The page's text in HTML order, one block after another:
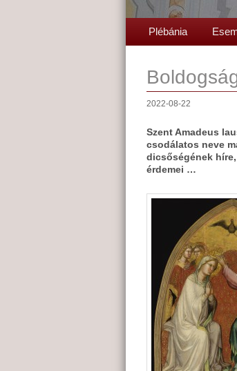
Plébánia
2022-08-22
Szent Amadeus
csodálatos neve
dicsőségének
érdemei …